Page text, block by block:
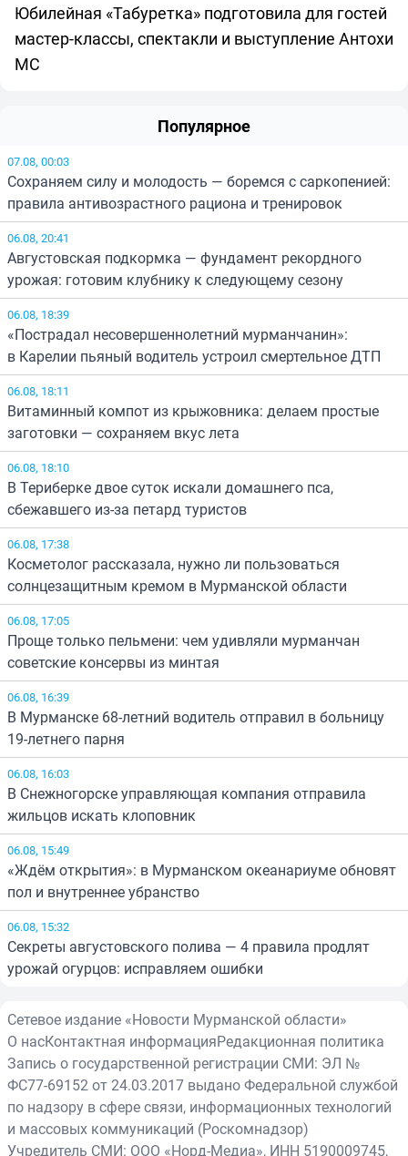
Юбилейная «Табуретка» подготовила для гостей
мастер-классы, спектакли и выступление Антохи
МС
Популярное
07.08, 00:03
Сохраняем силу и молодость — боремся с саркопенией:
правила антивозрастного рациона и тренировок
06.08, 20:41
Августовская подкормка — фундамент рекордного
урожая: готовим клубнику к следующему сезону
06.08, 18:39
«Пострадал несовершеннолетний мурманчанин»:
в Карелии пьяный водитель устроил смертельное ДТП
06.08, 18:11
Витаминный компот из крыжовника: делаем простые
заготовки — сохраняем вкус лета
06.08, 18:10
В Териберке двое суток искали домашнего пса,
сбежавшего из-за петард туристов
06.08, 17:38
Косметолог рассказала, нужно ли пользоваться
солнцезащитным кремом в Мурманской области
06.08, 17:05
Проще только пельмени: чем удивляли мурманчан
советские консервы из минтая
06.08, 16:39
В Мурманске 68-летний водитель отправил в больницу
19-летнего парня
06.08, 16:03
В Снежногорске управляющая компания отправила
жильцов искать клоповник
06.08, 15:49
«Ждём открытия»: в Мурманском океанариуме обновят
пол и внутреннее убранство
06.08, 15:32
Секреты августовского полива — 4 правила продлят
урожай огурцов: исправляем ошибки
Сетевое издание «Новости Мурманской области»
О насКонтактная информацияРедакционная политика
Запись о государственной регистрации СМИ: ЭЛ №
ФС77-69152 от 24.03.2017 выдано Федеральной службой
по надзору в сфере связи, информационных технологий
и массовых коммуникаций (Роскомнадзор)
Учредитель СМИ: ООО «Норд-Медиа», ИНН 5190009745,